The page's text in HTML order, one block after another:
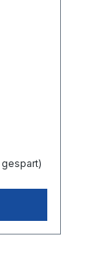
gespart)